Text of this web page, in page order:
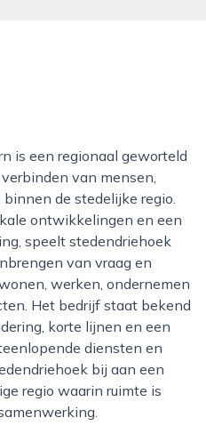
van mensen,
de stedelijke regio.
ontwikkelingen en een
speelt stedendriehoek
van vraag en
werken, ondernemen
Het bedrijf staat bekend
korte lijnen en een
diensten en
bij aan een
regio waarin ruimte is